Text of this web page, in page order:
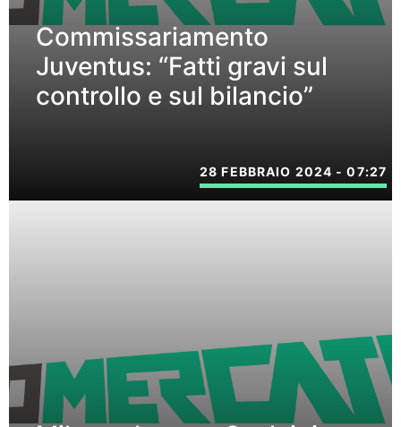
Commissariamento
Juventus: “Fatti gravi sul
controllo e sul bilancio”
28 FEBBRAIO 2024 - 07:27